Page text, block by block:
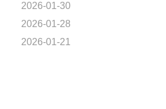
2026-01-30
2026-01-28
2026-01-21